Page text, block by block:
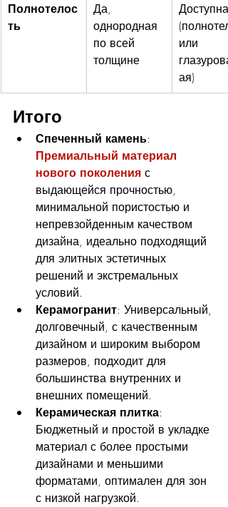
Полнотелос
ть
Да,
однородная
по всей
толщине
Доступна
или
ая)
Итого
Спеченный камень:
Премиальный материал
нового поколения с
выдающейся прочностью,
минимальной пористостью и
непревзойденным качеством
дизайна, идеально подходящий
для элитных эстетичных
решений и экстремальных
условий.
Керамогранит: Универсальный,
долговечный, с качественным
дизайном и широким выбором
размеров, подходит для
большинства внутренних и
внешних помещений.
Керамическая плитка:
Бюджетный и простой в укладке
материал с более простыми
дизайнами и меньшими
форматами, оптимален для зон
с низкой нагрузкой.